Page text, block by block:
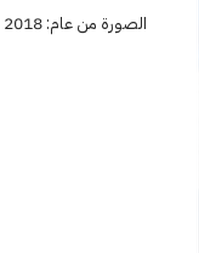
الصورة من عام: 2018